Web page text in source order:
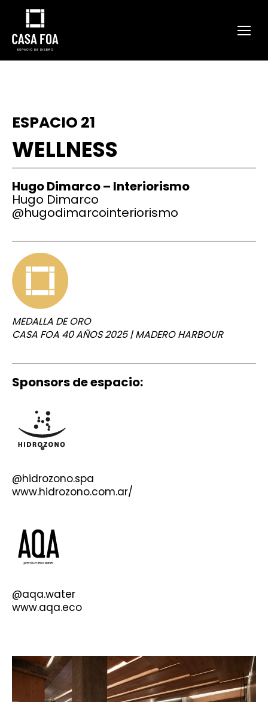
ESPACIO 21
WELLNESS
Hugo Dimarco – Interiorismo
Hugo Dimarco
@hugodimarcointeriorismo
MEDALLA DE ORO
CASA FOA 40 AÑOS 2025 | MADERO HARBOUR
Sponsors de espacio:
@hidrozono.spa
www.hidrozono.com.ar/
@aqa.water
www.aqa.eco